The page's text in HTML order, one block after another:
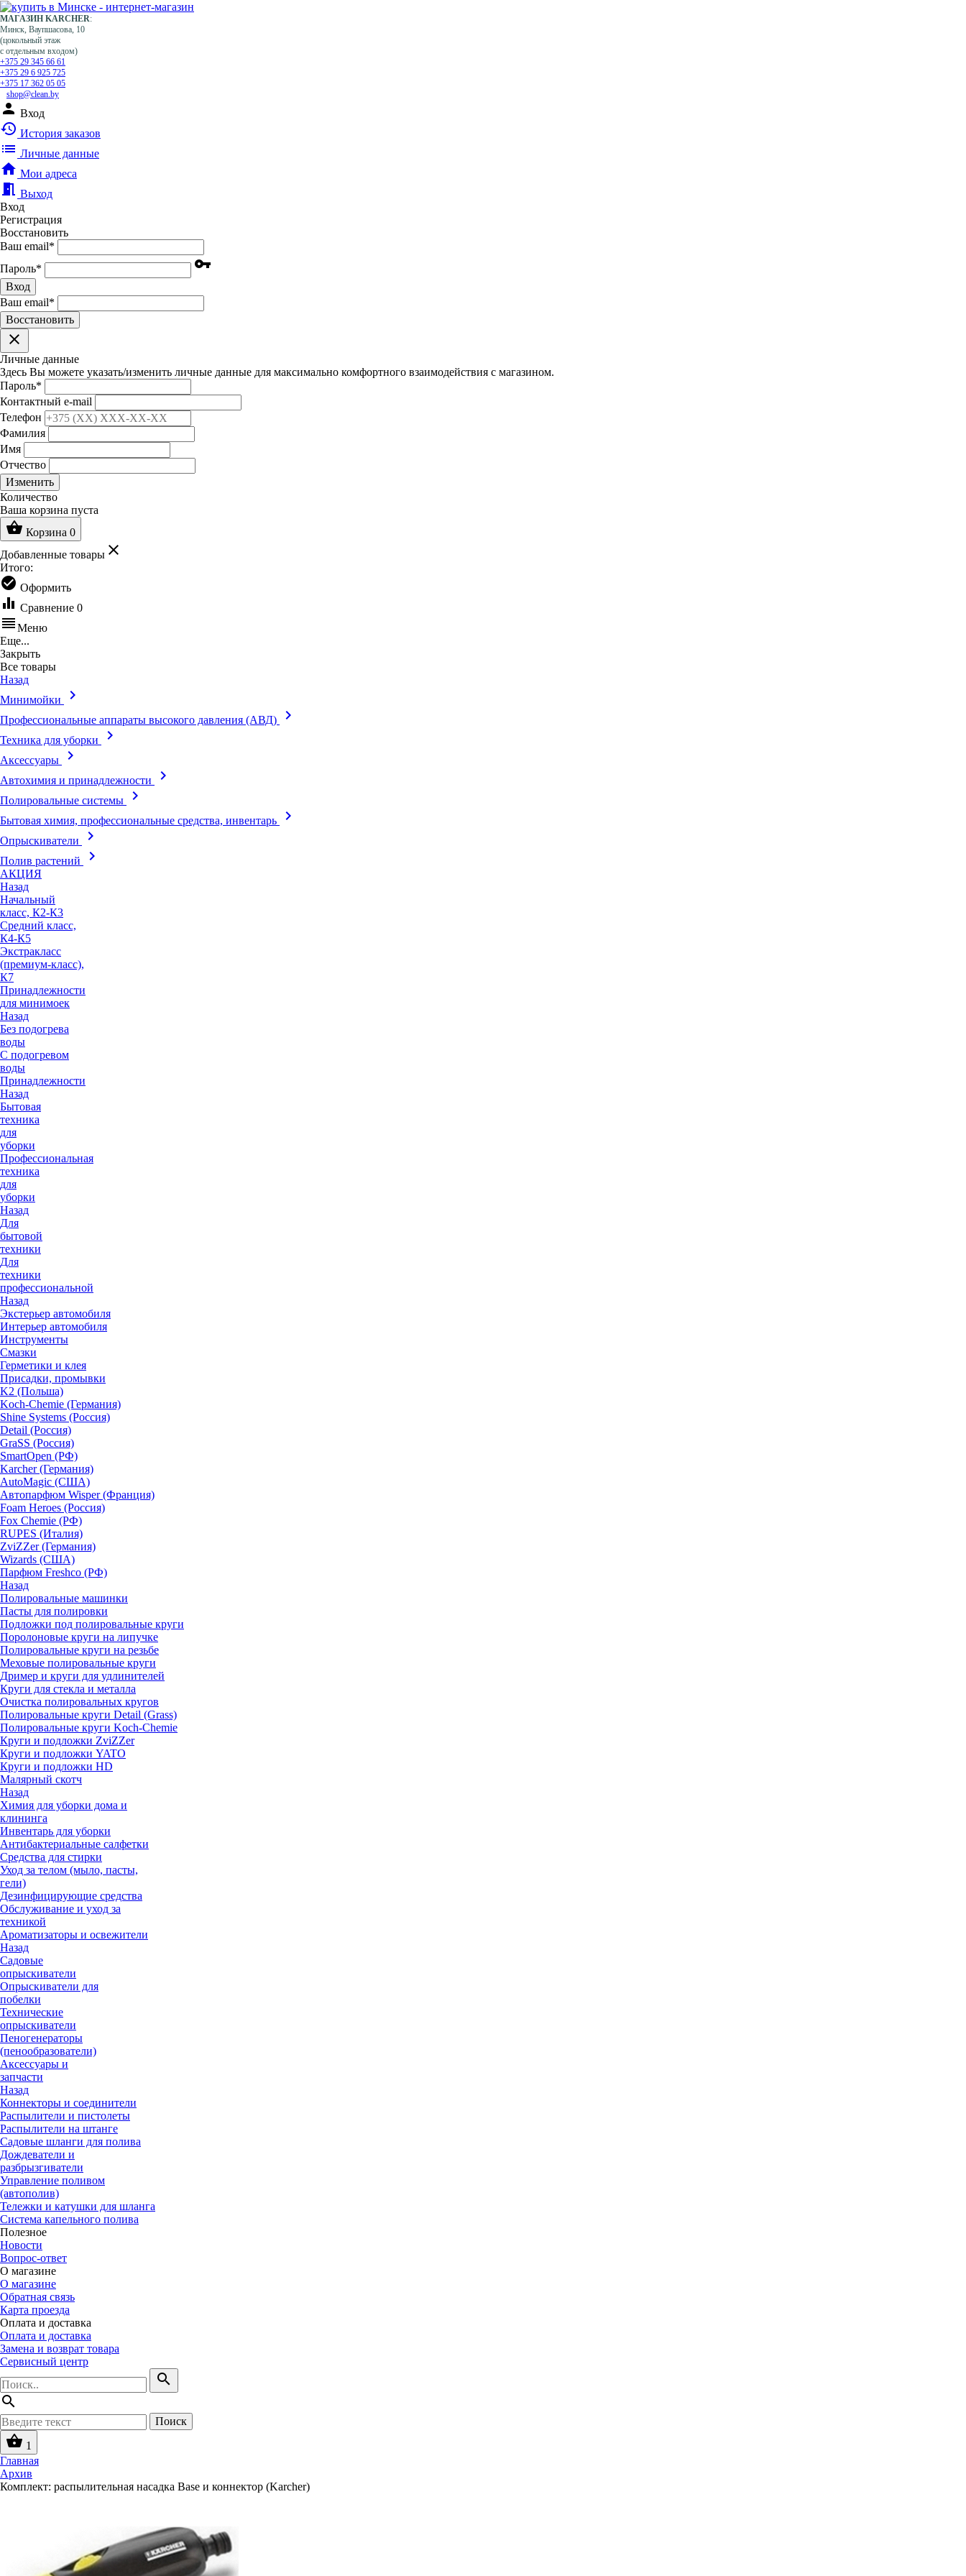
МАГАЗИН KARCHER:
Минск, Ваупшасова, 10
(цокольный этаж
с отдельным входом)
+375 29 345 66 61
+375 29 6 925 725
+375 17 362 05 05
shop@clean.by
person Вход
history История заказов
list Личные данные
home Мои адреса
meeting_room Выход
Вход
Регистрация
Восстановить
Ваш email*
Пароль* vpn_key
Вход
Ваш email*
Воcстановить
clear
Личные данные
Здесь Вы можете указать/изменить личные данные для максимально комфортного взаимодействия с магазином.
Пароль*
Контактный e-mail
Телефон
Фамилия
Имя
Отчество
Изменить
Количество
Ваша корзина пуста
shopping_basket Корзина 0
Добавленные товары clear
Итого:
check_circle Оформить
equalizer Сравнение 0
reorderМеню
Еще...
Закрыть
Все товары
Назад
Минимойки
keyboard_arrow_right
Профессиональные аппараты высокого давления (АВД) keyboard_arrow_right
Техника для уборки keyboard_arrow_right
Аксессуары keyboard_arrow_right
Автохимия и принадлежности keyboard_arrow_right
Полировальные системы keyboard_arrow_right
Бытовая химия, профессиональные средства, инвентарь keyboard_arrow_right
Опрыскиватели keyboard_arrow_right
Полив растений keyboard_arrow_right
АКЦИЯ
Назад
Начальный
класс, К2-К3
Средний класс,
К4-К5
Экстракласс
(премиум-класс),
К7
Принадлежности
для минимоек
Назад
Без подогрева
воды
С подогревом
воды
Принадлежности
Назад
Бытовая
техника
для
уборки
Профессиональная
техника
для
уборки
Назад
Для
бытовой
техники
Для
техники
профессиональной
Назад
Экстерьер автомобиля
Интерьер автомобиля
Инструменты
Смазки
Герметики и клея
Присадки, промывки
K2 (Польша)
Koch-Chemie (Германия)
Shine Systems (Россия)
Detail (Россия)
GraSS (Россия)
SmartOpen (РФ)
Karcher (Германия)
AutoMagic (США)
Автопарфюм Wisper (Франция)
Foam Heroes (Россия)
Fox Chemie (РФ)
RUPES (Италия)
ZviZZer (Германия)
Wizards (США)
Парфюм Freshco (РФ)
Назад
Полировальные машинки
Пасты для полировки
Подложки под полировальные круги
Поролоновые круги на липучке
Полировальные круги на резьбе
Меховые полировальные круги
Дример и круги для удлинителей
Круги для стекла и металла
Очистка полировальных кругов
Полировальные круги Detail (Grass)
Полировальные круги Koch-Chemie
Круги и подложки ZviZZer
Круги и подложки YATO
Круги и подложки HD
Малярный скотч
Назад
Химия для уборки дома и
клининга
Инвентарь для уборки
Антибактериальные салфетки
Средства для стирки
Уход за телом (мыло, пасты,
гели)
Дезинфицирующие средства
Обслуживание и уход за
техникой
Ароматизаторы и освежители
Назад
Садовые
опрыскиватели
Опрыскиватели для
побелки
Технические
опрыскиватели
Пеногенераторы
(пенообразователи)
Аксессуары и
запчасти
Назад
Коннекторы и соединители
Распылители и пистолеты
Распылители на штанге
Садовые шланги для полива
Дождеватели и
разбрызгиватели
Управление поливом
(автополив)
Тележки и катушки для шланга
Система капельного полива
Полезное
Новости
Вопрос-ответ
О магазине
О магазине
Обратная связь
Карта проезда
Оплата и доставка
Оплата и доставка
Замена и возврат товара
Сервисный центр
search
search
Поиск
shopping_basket 1
Главная
Архив
Комплект: распылительная насадка Base и коннектор (Karcher)